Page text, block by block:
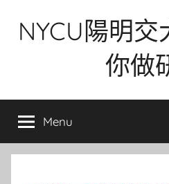
NYCU陽明
你做
Menu